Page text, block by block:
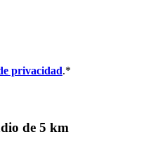
privacidad.*
de 5 km